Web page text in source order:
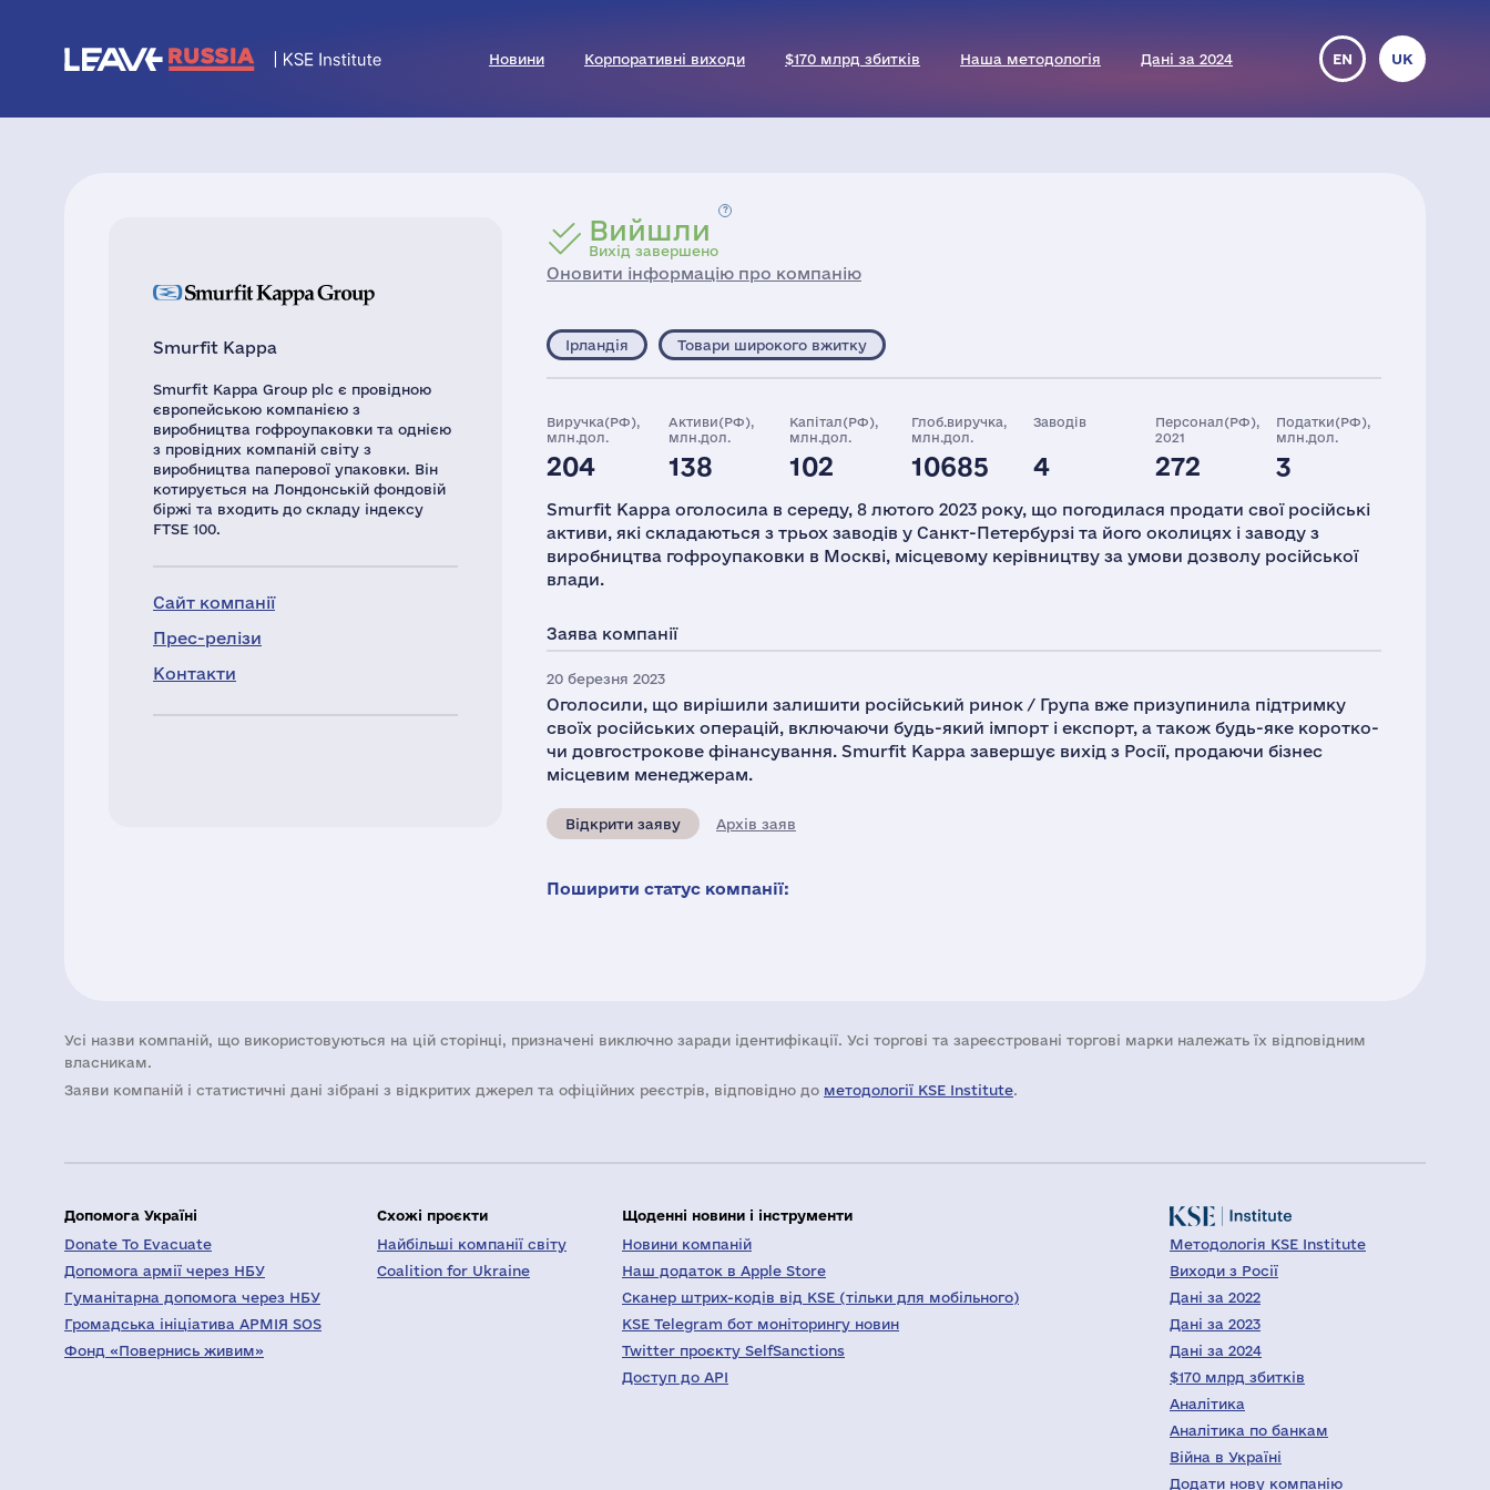
Новини Корпоративні виходи $170 млрд збитків Наша методологія Дані за 2024 EN UK
Smurfit Kappa
Smurfit Kappa Group plc є провідною
європейською компанією з
виробництва гофроупаковки та однією
з провідних компаній світу з
виробництва паперової упаковки. Він
котирується на Лондонській фондовій
біржі та входить до складу індексу
FTSE 100.
Сайт компанії
Прес-релізи
Контакти
Вийшли
Вихід завершено
Оновити інформацію про компанію
Ірландія Товари широкого вжитку
Виручка(РФ),
млн.дол.
204
Активи(РФ),
млн.дол.
138
Капітал(РФ),
млн.дол.
102
Глоб.виручка,
млн.дол.
10685
Заводів
4
Персонал(РФ),
2021
272
Податки(РФ),
млн.дол.
3
Smurfit Kappa оголосила в середу, 8 лютого 2023 року, що погодилася продати свої російські
активи, які складаються з трьох заводів у Санкт-Петербурзі та його околицях і заводу з
виробництва гофроупаковки в Москві, місцевому керівництву за умови дозволу російської
влади.
Заява компанії
20 березня 2023
Оголосили, що вирішили залишити російський ринок / Група вже призупинила підтримку
своїх російських операцій, включаючи будь-який імпорт і експорт, а також будь-яке коротко-
чи довгострокове фінансування. Smurfit Kappa завершує вихід з Росії, продаючи бізнес
місцевим менеджерам.
Відкрити заяву Архів заяв
Поширити статус компанії:
Усі назви компаній, що використовуються на цій сторінці, призначені виключно заради ідентифікації. Усі торгові та зареєстровані торгові марки належать їх відповідним
власникам.
Заяви компаній i статистичні дані зібрані з відкритих джерел та офіційних реєстрів, відповідно до методології KSE Institute.
Допомога Україні
Donate To Evacuate
Допомога армії через НБУ
Гуманітарна допомога через НБУ
Громадська ініціатива АРМІЯ SOS
Фонд «Повернись живим»
Схожі проєкти
Найбільші компанії світу
Coalition for Ukraine
Щоденні новини і інструменти
Новини компаній
Наш додаток в Apple Store
Сканер штрих-кодів від KSE (тільки для мобільного)
KSE Telegram бот моніторингу новин
Twitter проєкту SelfSanctions
Доступ до API
Методологія KSE Institute
Виходи з Росії
Дані за 2022
Дані за 2023
Дані за 2024
$170 млрд збитків
Аналітика
Аналітика по банкам
Війна в Україні
Додати нову компанію